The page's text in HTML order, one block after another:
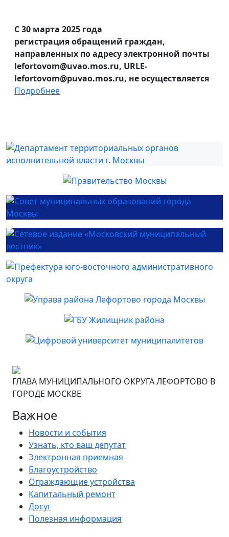
С 30 марта 2025 года
регистрация обращений граждан,
направленных по адресу электронной почты
lefortovom@uvao.mos.ru, URLE-
lefortovom@puvao.mos.ru, не осуществляется
Подробнее
ГЛАВА МУНИЦИПАЛЬНОГО ОКРУГА ЛЕФОРТОВО В
ГОРОДЕ МОСКВЕ
Важное
Новости и события
Узнать, кто ваш депутат
Электронная приемная
Благоустройство
Ограждающие устройства
Капитальный ремонт
Досуг
Полезная информация